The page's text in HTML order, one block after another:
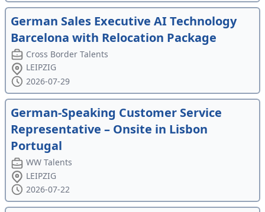
German Sales Executive AI Technology
Barcelona with Relocation Package
Cross Border Talents
LEIPZIG
2026-07-29
German-Speaking Customer Service
Representative – Onsite in Lisbon
Portugal
WW Talents
LEIPZIG
2026-07-22